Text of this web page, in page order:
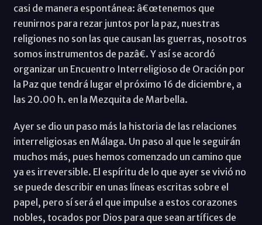
casi de manera espontánea: â€œtenemos que
reunirnos para rezar juntos por la paz, nuestras
religiones no son las que causan las guerras, nosotros
somos instrumentos de pazâ€. Y así se acordó
organizar un Encuentro Interreligioso de Oración por
la Paz que tendrá lugar el próximo 16 de diciembre, a
las 20.00 h. en la Mezquita de Marbella.
Ayer se dio un paso más la historia de las relaciones
interreligiosas en Málaga. Un paso al que le seguirán
muchos más, pues hemos comenzado un camino que
ya es irreversible. El espíritu de lo que ayer se vivió no
se puede describir en unas líneas escritas sobre el
papel, pero sí será el que impulse a estos corazones
nobles, tocados por Dios para que sean artífices de